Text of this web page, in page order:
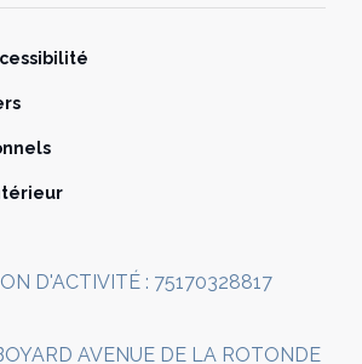
D'ACTIVITÉ : 75170328817
AVENUE DE LA ROTONDE